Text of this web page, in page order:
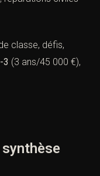
classe, défis,
3 (3 ans/45 000 €),